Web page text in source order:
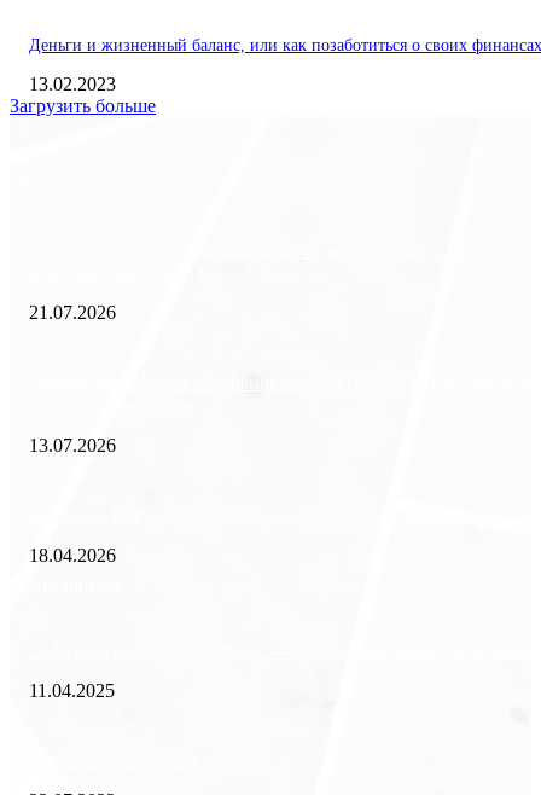
Деньги и жизненный баланс, или как позаботиться о своих финансах
13.02.2023
Загрузить больше
21.07.2026
13.07.2026
18.04.2026
11.04.2025